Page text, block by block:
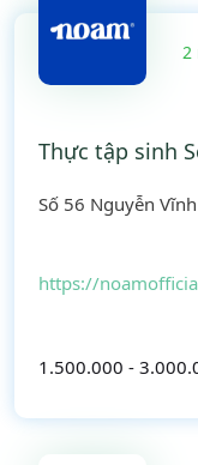
2
Thực tập sinh
Số 56 Nguyễn
https://
1.500.000 -